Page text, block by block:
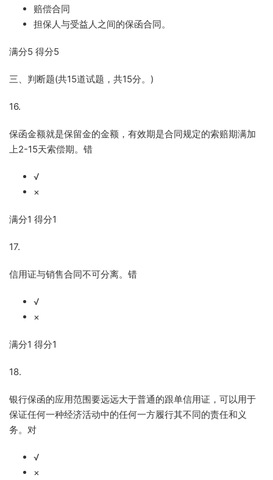
赔偿合同
担保人与受益人之间的保函合同。
满分5 得分5
三、判断题(共15道试题，共15分。 )
16.
保函金额就是保留金的金额，有效期是合同规定的索赔期满加
上2-15天索偿期。错
√
×
满分1 得分1
17.
信用证与销售合同不可分离。错
√
×
满分1 得分1
18.
银行保函的应用范围要远远大于普通的跟单信用证，可以用于
保证任何一种经济活动中的任何一方履行其不同的责任和义
务。对
√
×